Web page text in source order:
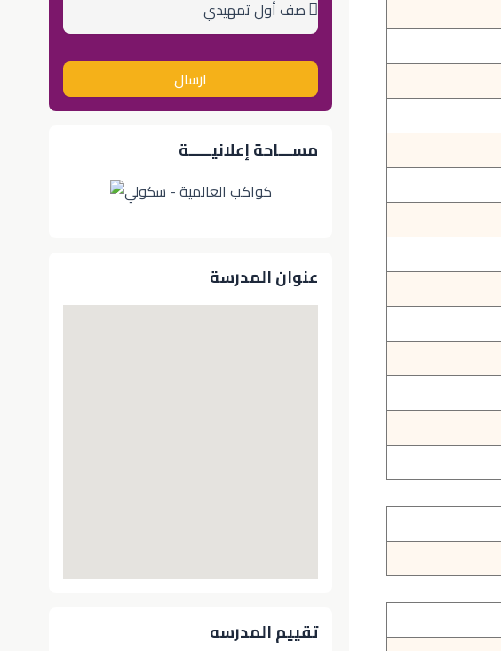
الدراسي
ارسال
مســـاحة إعلانيـــــة
عنوان المدرسة
تقييم المدرسه